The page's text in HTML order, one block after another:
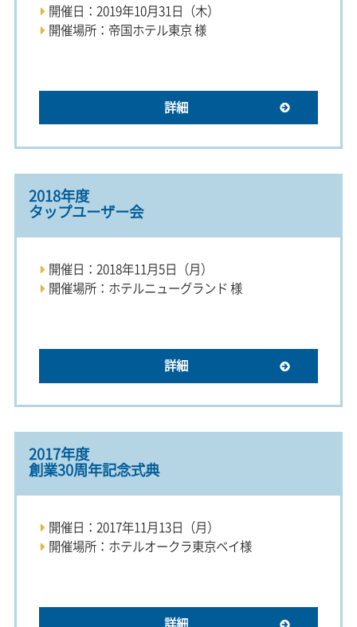
開催日：2019年10月31日（木）
開催場所：帝国ホテル東京 様
詳細
2018年度
タップユーザー会
開催日：2018年11月5日（月）
開催場所：ホテルニューグランド 様
詳細
2017年度
創業30周年記念式典
開催日：2017年11月13日（月）
開催場所：ホテルオークラ東京ベイ様